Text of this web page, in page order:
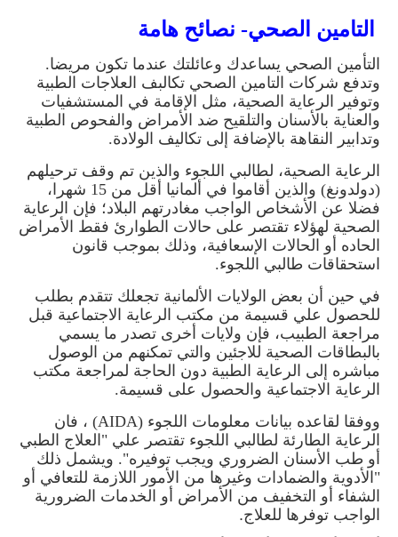
التامين الصحي- نصائح هامة
التأمين الصحي يساعدك وعائلتك عندما تكون مريضا.
وتدفع شركات التامين الصحي تكالبف العلاجات الطبية
وتوفير الرعاية الصحية، مثل الإقامة في المستشفيات
والعناية بالأسنان والتلقيح ضد الأمراض والفحوص الطبية
وتدابير النقاهة بالإضافة إلى تكاليف الولادة.
الرعاية الصحية، لطالبي اللجوء والذين تم وقف ترحيلهم
(دولدونغ) والذين أقاموا
في ألمانيا أقل من 15 شهرا،
فضلا عن الأشخاص الواجب مغادرتهم البلاد؛ فإن الرعاية
الصحية لهؤلاء تقتصر على حالات الطوارئ فقط الأمراض
الحاده أو الحالات الإسعافية، وذلك بموجب قانون
استحقاقات طالبي اللجوء.
في حين أن بعض الولايات الألمانية تجعلك تتقدم بطلب
للحصول علي قسيمة من مكتب الرعاية الاجتماعية قبل
مراجعة الطبيب، فإن ولايات أخرى تصدر ما يسمي
بالبطاقات الصحية للاجئين والتي تمكنهم من الوصول
مباشره إلى الرعاية الطبية دون الحاجة لمراجعة مكتب
الرعاية الاجتماعية والحصول على قسيمة.
ووفقا لقاعده بيانات معلومات اللجوء (AIDA) ، فان
الرعاية الطارئة لطالبي اللجوء تقتصر علي "العلاج الطبي
أو طب الأسنان الضروري ويجب توفيره". ويشمل ذلك
"الأدوية والضمادات وغيرها من الأمور اللازمة للتعافي أو
الشفاء أو التخفيف من الأمراض أو الخدمات الضرورية
الواجب توفرها للعلاج.